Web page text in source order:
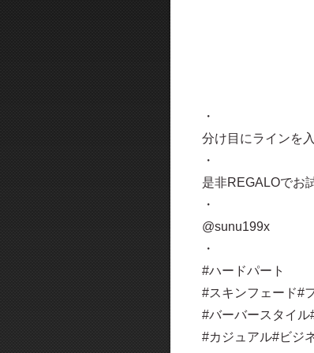
・
分け目にラインを
・
是非REGALOでお
・
@sunu199x
・
#ハードパート
#スキンフェード#
#バーバースタイル
#カジュアル#ビジ